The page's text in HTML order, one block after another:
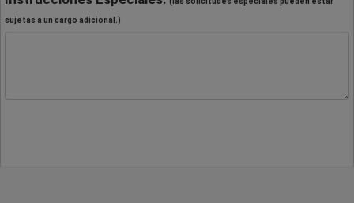
sujetas a un cargo adicional.)